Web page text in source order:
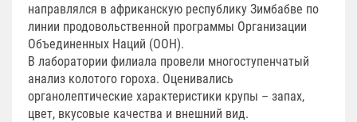
направлялся в африканскую республику Зимбабве по
линии продовольственной программы Организации
Объединенных Наций (ООН).
В лаборатории филиала провели многоступенчатый
анализ колотого гороха. Оценивались
органолептические характеристики крупы – запах,
цвет, вкусовые качества и внешний вид.